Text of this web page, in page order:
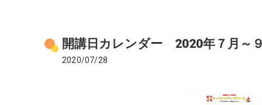
開講日カレンダー 2020年７月～
2020/07/28